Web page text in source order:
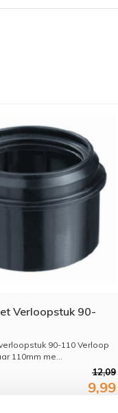
Verloopstuk 90-
90-110 Verloop
110mm me...
12,09
9,99